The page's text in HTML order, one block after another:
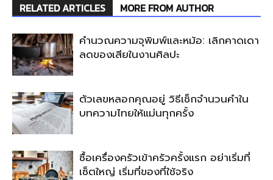
RELATED ARTICLES MORE FROM AUTHOR
คำนวณความจุพิมพ์และหม้อ: เลิกคาดเดา
ลดของเสียในงานศิลปะ
ตัวเลขหลอกคุณอยู่ วิธีเช็กจำนวนคำใน
บทความไทยให้แม่นทุกครั้ง
ซื้อเครื่องครัวเข้าครัวครั้งแรก อย่าเริ่มที่
เซ็ตใหญ่ เริ่มที่ของที่ใช้จริง